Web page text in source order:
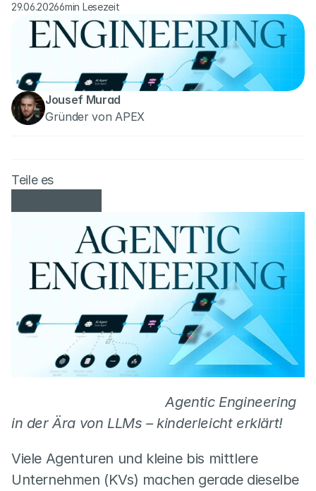
29.06.20266min Lesezeit
Jousef Murad
Gründer von APEX
Teile es
                                       Agentic Engineering
in der Ära von LLMs – kinderleicht erklärt!
Viele Agenturen und kleine bis mittlere
Unternehmen (KVs) machen gerade dieselbe